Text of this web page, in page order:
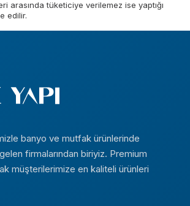
arasında tüketiciye verilemez ise yaptığı
edilir.
banyo ve mutfak ürünlerinde
firmalarından biriyiz. Premium
müşterilerimize en kaliteli ürünleri